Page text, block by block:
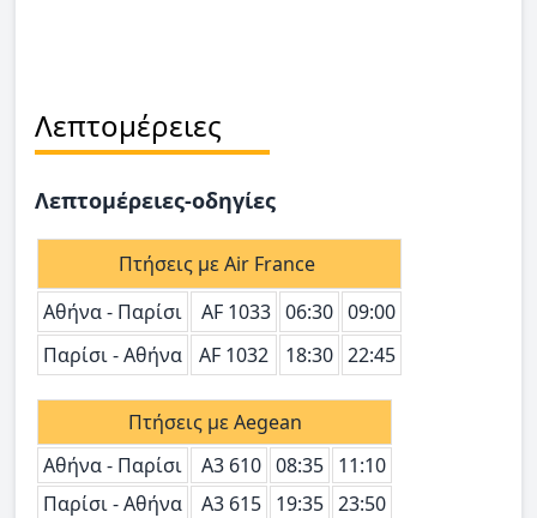
Λεπτομέρειες
Λεπτομέρειες-οδηγίες
Πτήσεις με Air France
Αθήνα - Παρίσι
AF 1033 06:30 09:00
Παρίσι - Αθήνα
ΑF 1032 18:30 22:45
Πτήσεις με Aegean
Αθήνα - Παρίσι
A3 610 08:35 11:10
Παρίσι - Αθήνα
A3 615 19:35 23:50